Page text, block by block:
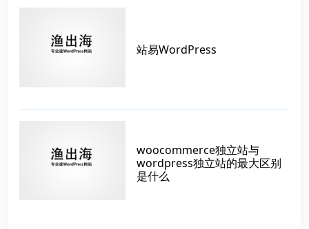
站易WordPress
woocommerce独立站与
wordpress独立站的最大区别
是什么